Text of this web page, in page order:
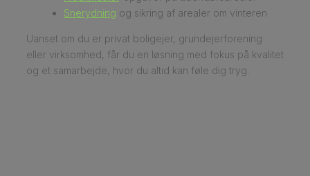
Snerydning og sikring af arealer om vinteren
Uanset om du er privat boligejer, grundejerforening
eller virksomhed, får du en løsning med fokus på kvalitet
og et samarbejde, hvor du altid kan føle dig tryg.